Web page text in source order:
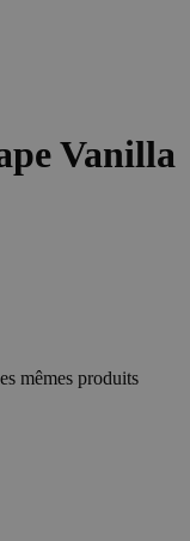
Vanilla
mêmes produits